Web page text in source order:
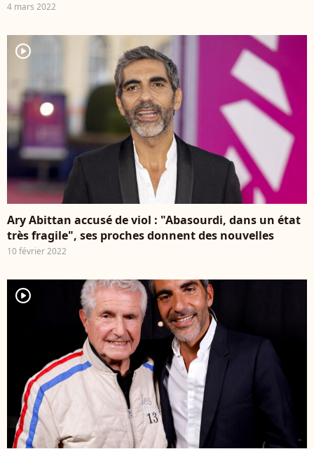
4 mars 2022
player2
Ary Abittan accusé de viol : "Abasourdi, dans un état
très fragile", ses proches donnent des nouvelles
10 février 2022
player2